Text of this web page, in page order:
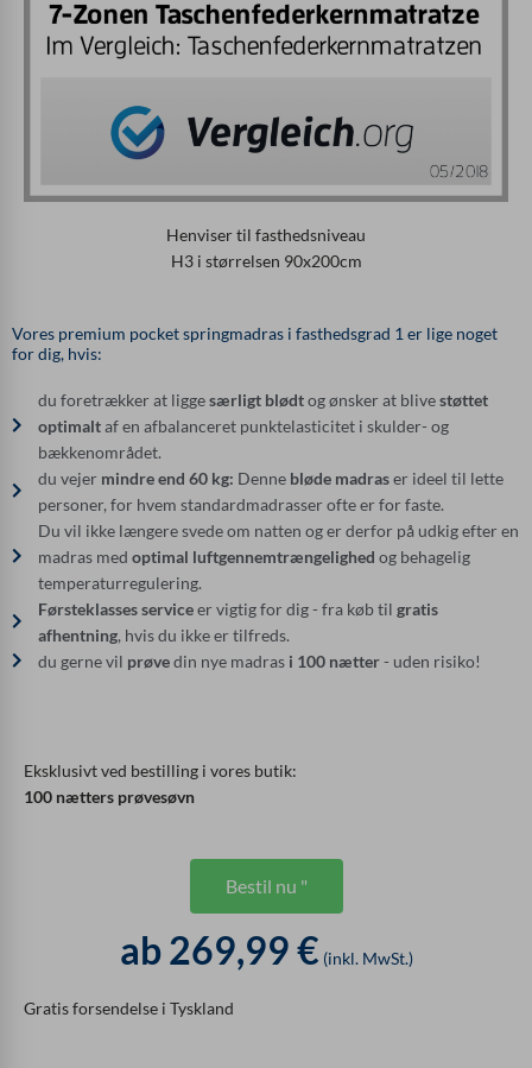
Henviser til fasthedsniveau
H3 i størrelsen 90x200cm
Vores premium pocket springmadras i fasthedsgrad 1 er lige noget
for dig, hvis:
du foretrækker at liggesærligt blødtog ønsker at blivestøttet
optimaltaf en afbalanceret punktelasticitet i skulder- og
bækkenområdet.
du vejer mindre end 60 kg: Denne bløde madraser ideel til lette
personer, for hvem standardmadrasser ofte er for faste.
Du vil ikke længere svede om natten og er derfor på udkig efter en
madras medoptimal luftgennemtrængelighed og behagelig
temperaturregulering.
Førsteklasses serviceer vigtig for dig - fra køb tilgratis
afhentning, hvis du ikke er tilfreds.
du gerne vil prøvedin nye madras i 100 nætter- uden risiko!
Eksklusivt ved bestilling i vores butik:
100 nætters prøvesøvn
Bestil nu "
ab 269,99 € (inkl. MwSt.)
Gratis forsendelse i Tyskland